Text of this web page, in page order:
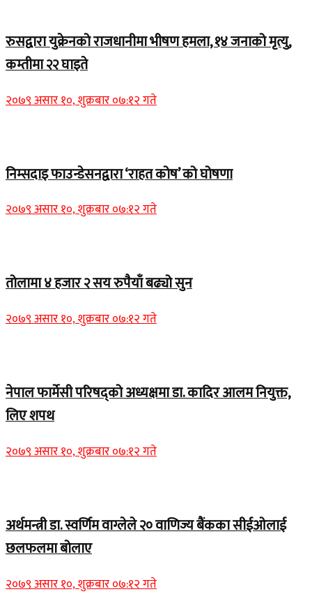
रुसद्वारा युक्रेनको राजधानीमा भीषण हमला, १४ जनाको मृत्यु,
कम्तीमा २२ घाइते
२०७९ असार १०, शुक्रबार ०७:१२ गते
निम्सदाइ फाउन्डेसनद्वारा ‘राहत कोष’ को घोषणा
२०७९ असार १०, शुक्रबार ०७:१२ गते
तोलामा ४ हजार २ सय रुपैयाँ बढ्यो सुन
२०७९ असार १०, शुक्रबार ०७:१२ गते
नेपाल फार्मेसी परिषद्को अध्यक्षमा डा. कादिर आलम नियुक्त,
लिए शपथ
२०७९ असार १०, शुक्रबार ०७:१२ गते
अर्थमन्त्री डा. स्वर्णिम वाग्लेले २० वाणिज्य बैंकका सीईओलाई
छलफलमा बोलाए
२०७९ असार १०, शुक्रबार ०७:१२ गते